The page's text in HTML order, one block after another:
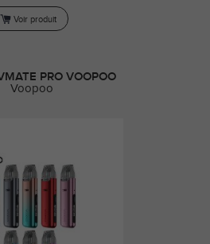
Voir produit
PRO VOOPOO
Voopoo